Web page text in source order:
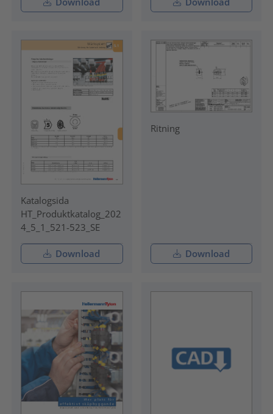
Katalogsida
HT_Produktkatalog_202
4_5_1_521-523_SE
Download
Ritning
Download